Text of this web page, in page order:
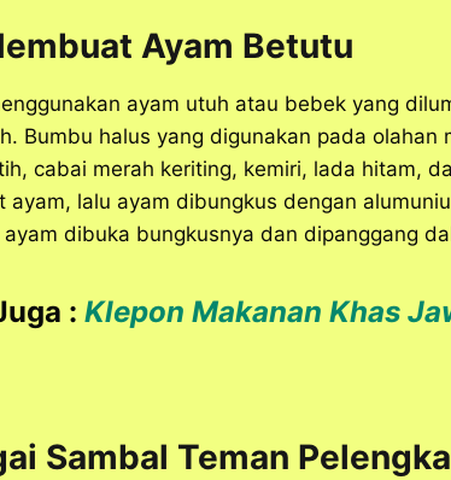
Ayam Betutu
ayam utuh atau bebek yang
Bumbu halus yang digunakan pada olahan
cabai merah keriting, kemiri, lada hitam,
ayam, lalu ayam dibungkus dengan
dibuka bungkusnya dan dipanggang
: Klepon Makanan Khas
Sambal Teman